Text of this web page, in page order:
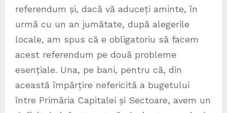
referendum și, dacă vă aduceți aminte, în
urmă cu un an jumătate, după alegerile
locale, am spus că e obligatoriu să facem
acest referendum pe două probleme
esențiale. Una, pe bani, pentru că, din
această împărțire nefericită a bugetului
între Primăria Capitalei și Sectoare, avem un